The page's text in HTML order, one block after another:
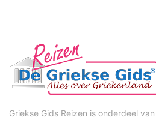
Griekse Gids Reizen is onderdeel